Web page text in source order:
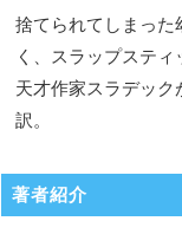
捨てられてしまった
く、スラップステ
天才作家スラデッ
訳。
著者紹介